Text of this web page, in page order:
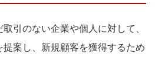
引のない企業や個人に対して、
案し、新規顧客を獲得するため